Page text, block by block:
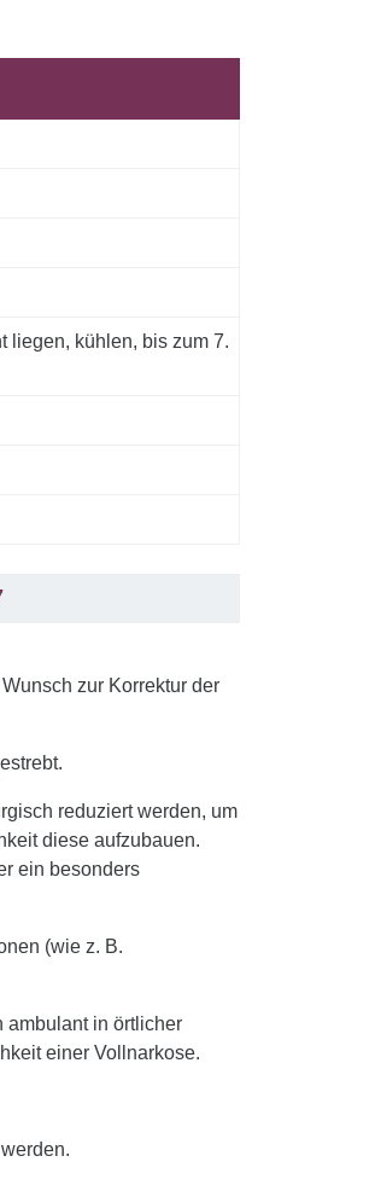
München -
liegen, kühlen, bis zum 7.
zur Korrektur der
reduziert werden, um
diese aufzubauen.
ein besonders
(wie z. B.
ambulant in örtlicher
einer Vollnarkose.